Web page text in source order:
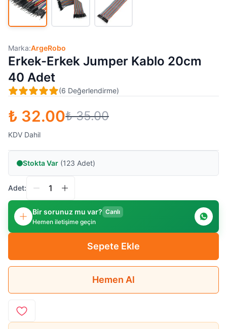
Marka:ArgeRobo
Erkek-Erkek Jumper Kablo 20cm
40 Adet
(6 Değerlendirme)
₺ 32.00₺ 35.00
KDV Dahil
Stokta Var (123 Adet)
Adet:
Bir sorunuz mu var? Canlı
Hemen iletişime geçin
Sepete Ekle
Hemen Al